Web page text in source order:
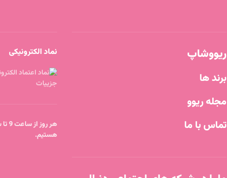
ریووشاپ
برند ها
مجله ریوو
تماس با ما
نماد الکترونیکی
هستیم.